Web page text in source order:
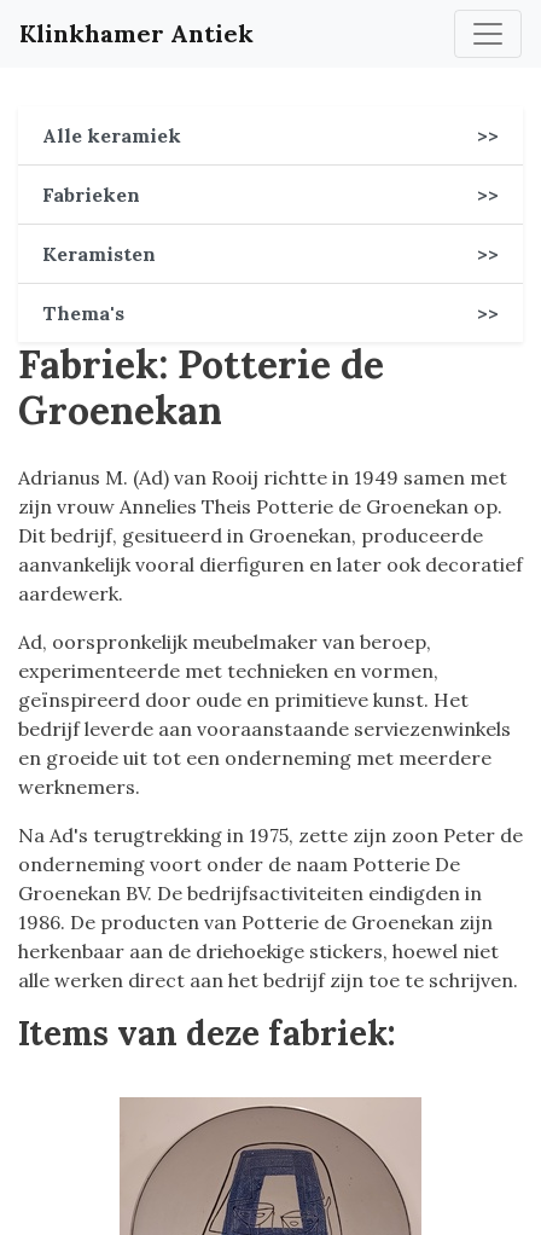
Klinkhamer Antiek
Alle keramiek >>
Fabrieken >>
Keramisten >>
Thema's >>
Fabriek: Potterie de
Groenekan
Adrianus M. (Ad) van Rooij richtte in 1949 samen met
zijn vrouw Annelies Theis Potterie de Groenekan op.
Dit bedrijf, gesitueerd in Groenekan, produceerde
aanvankelijk vooral dierfiguren en later ook decoratief
aardewerk.
Ad, oorspronkelijk meubelmaker van beroep,
experimenteerde met technieken en vormen,
geïnspireerd door oude en primitieve kunst. Het
bedrijf leverde aan vooraanstaande serviezenwinkels
en groeide uit tot een onderneming met meerdere
werknemers.
Na Ad's terugtrekking in 1975, zette zijn zoon Peter de
onderneming voort onder de naam Potterie De
Groenekan BV. De bedrijfsactiviteiten eindigden in
1986. De producten van Potterie de Groenekan zijn
herkenbaar aan de driehoekige stickers, hoewel niet
alle werken direct aan het bedrijf zijn toe te schrijven.
Items van deze fabriek: